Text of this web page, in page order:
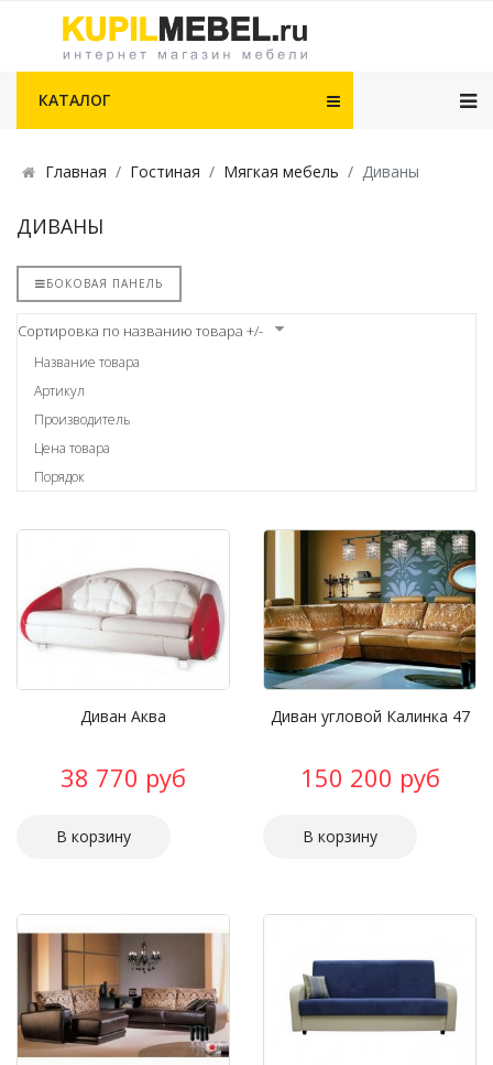
КАТАЛОГ
Главная Гостиная Мягкая мебель Диваны
ДИВАНЫ
БОКОВАЯ ПАНЕЛЬ
Сортировка по названию товара +/-
Название товара
Артикул
Производитель
Цена товара
Порядок
Диван Аква
38 770 руб
Диван угловой Калинка 47
150 200 руб